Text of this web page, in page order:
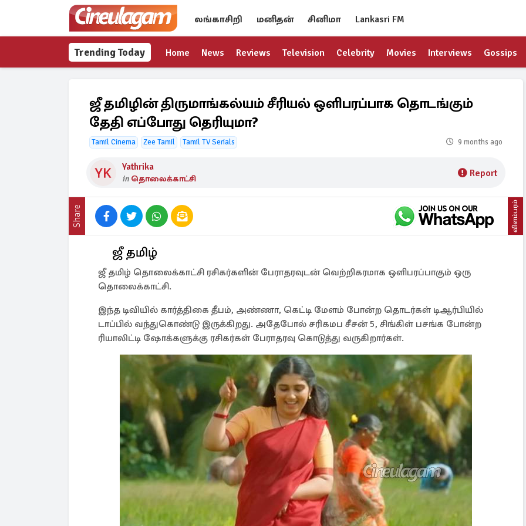
லங்காசிறி மனிதன் சினிமா Lankasri FM
Trending Today Home News Reviews Television Celebrity Movies Interviews Gossips
ஜீ தமிழின் திருமாங்கல்யம் சீரியல் ஒளிபரப்பாக தொடங்கும்
தேதி எப்போது தெரியுமா?
Tamil Cinema Zee Tamil Tamil TV Serials 9 months ago
Yathrika
in தொலைக்காட்சி Report
Share விளம்பரம்
ஜீ தமிழ்
ஜீ தமிழ் தொலைக்காட்சி ரசிகர்களின் பேராதரவுடன் வெற்றிகரமாக ஒளிபரப்பாகும் ஒரு
தொலைக்காட்சி.
இந்த டிவியில் கார்த்திகை தீபம், அண்ணா, கெட்டி மேளம் போன்ற தொடர்கள் டிஆர்பியில்
டாப்பில் வந்துகொண்டு இருக்கிறது. அதேபோல் சரிகமப சீசன் 5, சிங்கிள் பசங்க போன்ற
ரியாலிட்டி ஷோக்களுக்கு ரசிகர்கள் பேராதரவு கொடுத்து வருகிறார்கள்.